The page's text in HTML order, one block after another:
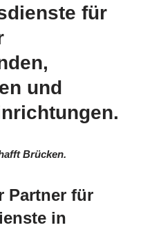
für
und
Brücken.
Partner für
in